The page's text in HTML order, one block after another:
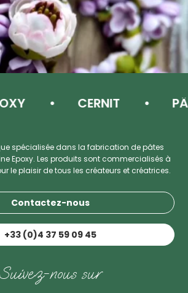
CERNIT
spécialisée dans la fabrication de pâtes
Epoxy. Les produits sont commercialisés à
le plaisir de tous les créateurs et créatrices.
Contactez-nous
+33 (0)4 37 59 09 45
Suivez-nous sur